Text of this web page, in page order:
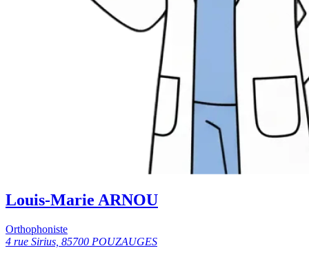
Louis-Marie ARNOU
Orthophoniste
4 rue Sirius, 85700 POUZAUGES